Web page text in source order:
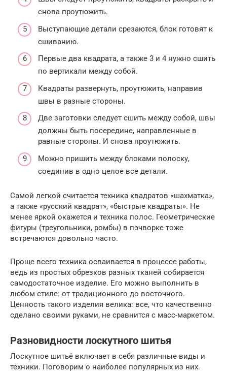
снова проутюжить.
Выступающие детали срезаются, блок готовят к
сшиванию.
Первые два квадрата, а также 3 и 4 нужно сшить
по вертикали между собой.
Квадраты развернуть, проутюжить, направив
швы в разные стороны.
Две заготовки следует сшить между собой, швы
должны быть посередине, направленные в
равные стороны. И снова проутюжить.
Можно пришить между блоками полоску,
соединив в одно целое все детали.
Самой легкой считается техника квадратов «шахматка»,
а также «русский квадрат», «быстрые квадраты». Не
менее яркой окажется и техника полос. Геометрические
фигуры (треугольники, ромбы) в пэчворке тоже
встречаются довольно часто.
Проще всего техника осваивается в процессе работы,
ведь из простых обрезков разных тканей собирается
самодостаточное изделие. Его можно выполнить в
любом стиле: от традиционного до восточного.
Ценность такого изделия велика: все, что качественно
сделано своими руками, не сравнится с масс-маркетом.
Разновидности лоскутного шитья
Лоскутное шитьё включает в себя различные виды и
техники. Поговорим о наиболее популярных из них.